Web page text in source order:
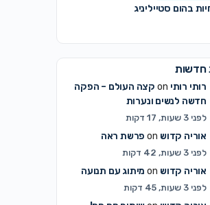
בהום סטייליניג
חדשות
רותי רותי
קצה העולם – הפקה
חדשה לנשים ונערות
לפני 3 שעות, 17 דקות
אוריה קדוש פרשת ראה
לפני 3 שעות, 42 דקות
אוריה קדוש מיתוג עם תנועה
לפני 3 שעות, 45 דקות